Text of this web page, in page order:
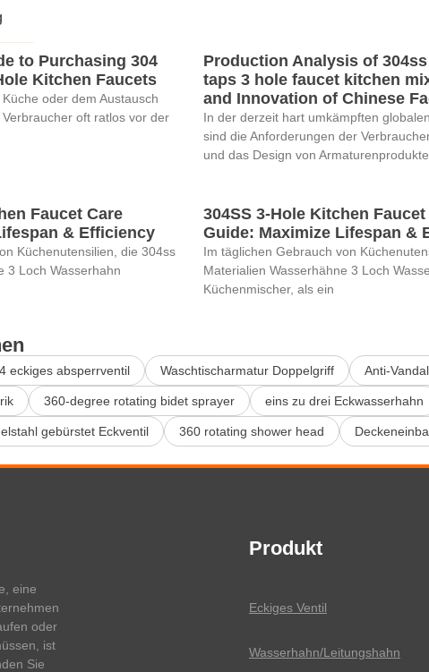
to Purchasing 304
Kitchen Faucets
oder dem Austausch
oft ratlos vor der
Production Analysis of
taps 3 hole faucet kitchen
and Innovation of Chinese
In der derzeit hart umkämpften
sind die Anforderungen der
und das Design von
Faucet Care
& Efficiency
Küchenutensilien, die 304ss
3 Loch Wasserhahn
304SS 3-Hole Kitchen Faucet
Guide: Maximize Lifespan &
Im täglichen Gebrauch von
Materialien Wasserhähne 3 Loch
Küchenmischer, als ein
eckiges absperrventil Waschtischarmatur Doppelgriff Anti-
360-degree rotating bidet sprayer eins zu drei Eckwasserhahn
gebürstet Eckventil 360 rotating shower head
eine
oder
ist
Sie
Produkt
Eckiges Ventil
Wasserhahn/Leitungshahn